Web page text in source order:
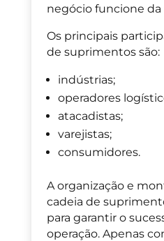
negócio funcione
Os principais
de suprimentos são:
indústrias;
operadores
atacadistas;
varejistas;
consumidores.
A organização e
cadeia de
para garantir o
operação. Apenas